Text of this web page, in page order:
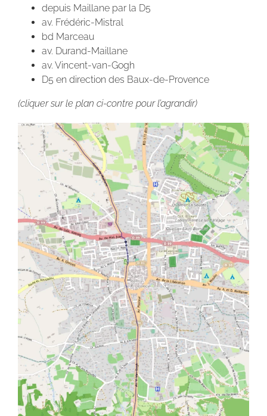
depuis Maillane par la D5
av. Frédéric-Mistral
bd Marceau
av. Durand-Maillane
av. Vincent-van-Gogh
D5 en direction des Baux-de-Provence
(cliquer sur le plan ci-contre pour l’agrandir)